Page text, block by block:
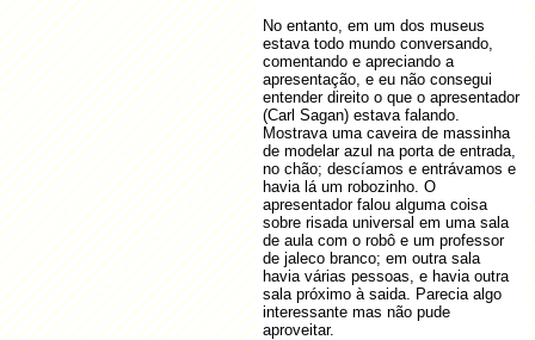
No entanto, em um dos museus
estava todo mundo conversando,
comentando e apreciando a
apresentação, e eu não consegui
entender direito o que o apresentador
(Carl Sagan) estava falando.
Mostrava uma caveira de massinha
de modelar azul na porta de entrada,
no chão; descíamos e entrávamos e
havia lá um robozinho. O
apresentador falou alguma coisa
sobre risada universal em uma sala
de aula com o robô e um professor
de jaleco branco; em outra sala
havia várias pessoas, e havia outra
sala próximo à saida. Parecia algo
interessante mas não pude
aproveitar.